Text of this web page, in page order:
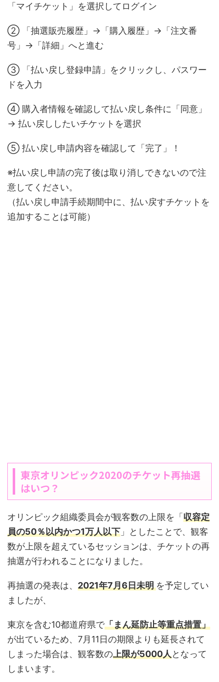
「マイチケット」を選択してログイン
② 「抽選販売履歴」→「購入履歴」→「注文番
号」→「詳細」へと進む
③ 「払い戻し登録申請」をクリックし、パスワー
ドを入力
④ 購入者情報を確認して払い戻し条件に「同意」
→ 払い戻ししたいチケットを選択
⑤ 払い戻し申請内容を確認して「完了」！
※払い戻し申請の完了後は取り消しできないので注
意してください。
（払い戻し申請手続期間中に、払い戻すチケットを
追加することは可能）
東京オリンピック2020のチケット再抽選
はいつ？
オリンピック組織委員会が観客数の上限を「 収容定
員の50％以内かつ1万人以下 」としたことで、観客
数が上限を超えているセッションは、チケットの再
抽選が行われることになりました。
再抽選の発表は、 2021年7月6日未明 を予定してい
ましたが、
東京を含む10都道府県で「まん延防止等重点措置」
が出ているため、7月11日の期限よりも延長されて
しまった場合は、観客数の上限が5000人となって
しまいます。